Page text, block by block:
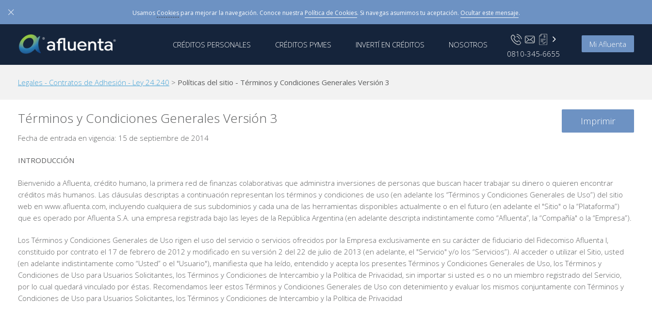
× Usamos Cookiespara mejorar la navegación. Conoce nuestra Política de Cookies. Si navegas asumimos tu aceptación. Ocultar este mensaje.
CRÉDITOS PERSONALES CRÉDITOS PYMES INVERTÍ EN CRÉDITOS
NOSOTROS
0810-345-6655
Mi Afluenta
Legales - Contratos de Adhesión - Ley 24.240 > Políticas del sitio - Términos y Condiciones Generales Versión 3
Imprimir
Términos y Condiciones Generales Versión 3
Fecha de entrada en vigencia: 15 de septiembre de 2014
INTRODUCCIÓN
Bienvenido a Afluenta, crédito humano, la primera red de finanzas colaborativas que administra inversiones de personas que buscan hacer trabajar su dinero o quieren encontrar
créditos más humanos. Las cláusulas descriptas a continuación representan los términos y condiciones de uso (en adelante los “Términos y Condiciones Generales de Uso”) del sitio
web en www.afluenta.com, incluyendo cualquiera de sus subdominios y cada una de las herramientas disponibles actualmente o en el futuro (en adelante el "Sitio" o la “Plataforma”)
que es operado por Afluenta S.A. una empresa registrada bajo las leyes de la República Argentina (en adelante descripta indistintamente como “Afluenta”, la “Compañía" o la “Empresa”).
Los Términos y Condiciones Generales de Uso rigen el uso del servicio o servicios ofrecidos por la Empresa exclusivamente en su carácter de fiduciario del Fidecomiso Afluenta I,
constituido por contrato el 17 de febrero de 2012 y modificado en su versión 2 del 22 de julio de 2013 (en adelante, el "Servicio" y/o los “Servicios”). Al acceder o utilizar el Sitio, usted
(en adelante indistintamente como “Usted” o el "Usuario"), manifiesta que ha leído, entendido y acepta los presentes Términos y Condiciones Generales de Uso, los Términos y
Condiciones de Uso para Usuarios Solicitantes, los Términos y Condiciones de Intercambio y la Política de Privacidad, sin importar si usted es o no un miembro registrado del Servicio,
por lo cual quedará vinculado por éstas. Recomendamos leer estos Términos y Condiciones Generales de Uso con detenimiento y evaluar los mismos conjuntamente con Términos y
Condiciones de Uso para Usuarios Solicitantes, los Términos y Condiciones de Intercambio y la Política de Privacidad